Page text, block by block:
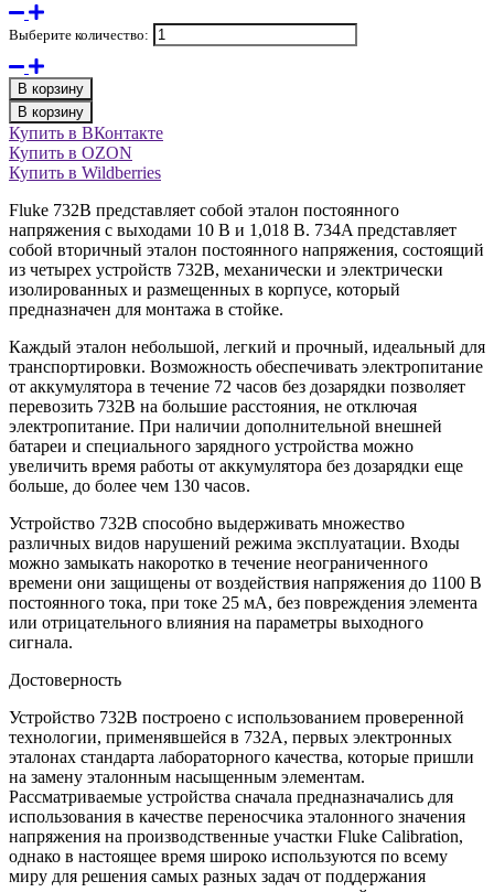
Выберите количество:
В корзину
В корзину
Купить в ВКонтакте
Купить в OZON
Купить в Wildberries
Fluke 732B представляет собой эталон постоянного
напряжения с выходами 10 В и 1,018 В. 734A представляет
собой вторичный эталон постоянного напряжения, состоящий
из четырех устройств 732B, механически и электрически
изолированных и размещенных в корпусе, который
предназначен для монтажа в стойке.
Каждый эталон небольшой, легкий и прочный, идеальный для
транспортировки. Возможность обеспечивать электропитание
от аккумулятора в течение 72 часов без дозарядки позволяет
перевозить 732B на большие расстояния, не отключая
электропитание. При наличии дополнительной внешней
батареи и специального зарядного устройства можно
увеличить время работы от аккумулятора без дозарядки еще
больше, до более чем 130 часов.
Устройство 732B способно выдерживать множество
различных видов нарушений режима эксплуатации. Входы
можно замыкать накоротко в течение неограниченного
времени они защищены от воздействия напряжения до 1100 В
постоянного тока, при токе 25 мА, без повреждения элемента
или отрицательного влияния на параметры выходного
сигнала.
Достоверность
Устройство 732B построено с использованием проверенной
технологии, применявшейся в 732A, первых электронных
эталонах стандарта лабораторного качества, которые пришли
на замену эталонным насыщенным элементам.
Рассматриваемые устройства сначала предназначались для
использования в качестве переносчика эталонного значения
напряжения на производственные участки Fluke Calibration,
однако в настоящее время широко используются по всему
миру для решения самых разных задач от поддержания